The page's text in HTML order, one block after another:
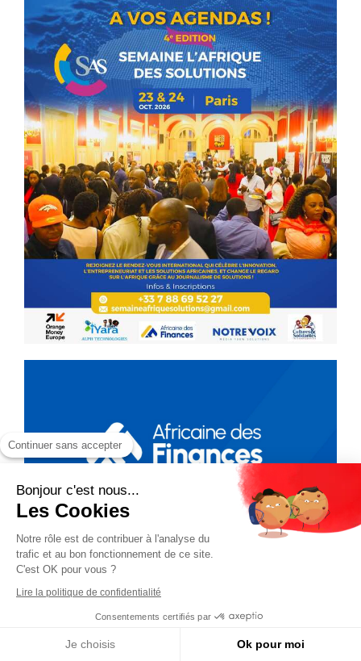
Continuer sans accepter
Bonjour c'est nous...
Les Cookies
Notre rôle est de contribuer à l'analyse du
trafic et au bon fonctionnement de ce site.
C'est OK pour vous ?
Lire la politique de confidentialité
Consentements certifiés par
Je choisis Ok pour moi